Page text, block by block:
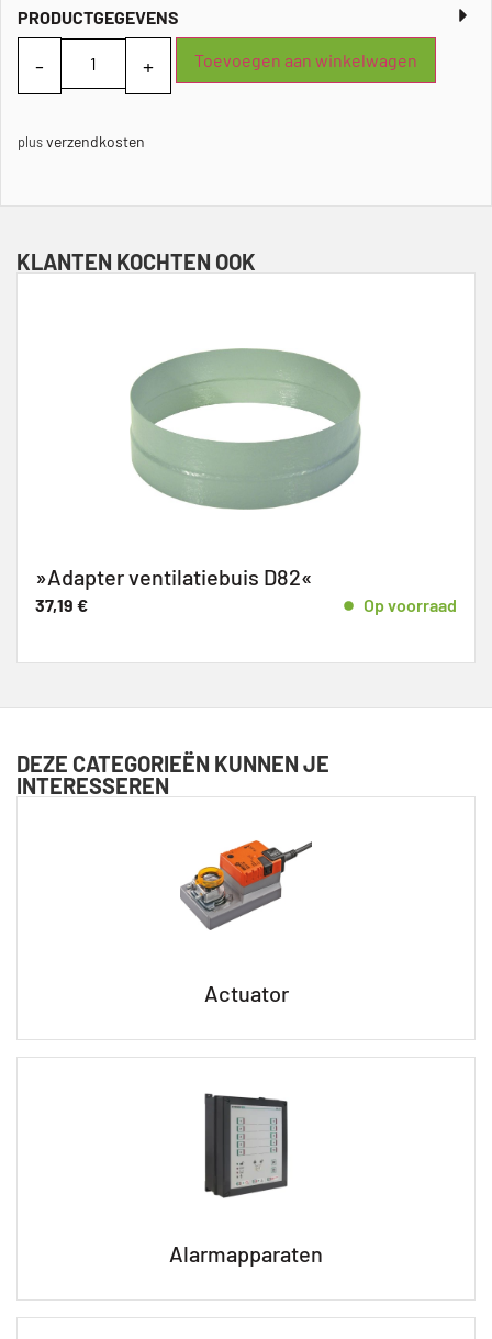
PRODUCTGEGEVENS
Toevoegen aan winkelwagen
plusverzendkosten
KLANTEN KOCHTEN OOK
»Adapter ventilatiebuis D82«
37,19 € Op voorraad
DEZE CATEGORIEËN KUNNEN JE
INTERESSEREN
Actuator
Alarmapparaten